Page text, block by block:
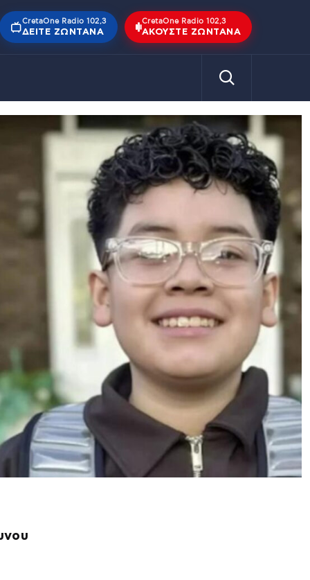
CretaOne Radio 102,3
ΔΕΊΤΕ ΖΩΝΤΑΝΆ
CretaOne Radio 102,3
ΑΚΟΎΣΤΕ ΖΩΝΤΑΝΆ